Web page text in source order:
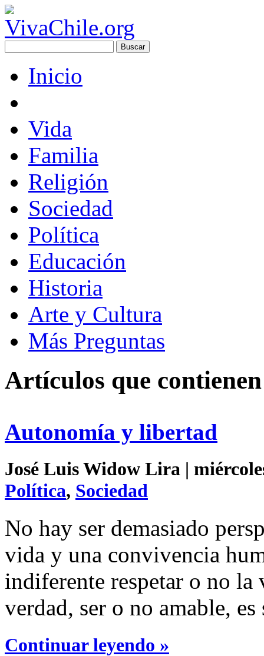
Inicio
Vida
Familia
Religión
Sociedad
Política
Educación
Historia
Arte y Cultura
Más Preguntas
Artículos que
Autonomía y libertad
José Luis Widow Lira |
Política, Sociedad
No hay ser demasiado
vida y una convivencia
indiferente respetar o no
verdad, ser o no amable,
Continuar leyendo »